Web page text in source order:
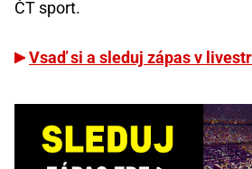
ČT sport.
Vsaď si a sleduj zápas v